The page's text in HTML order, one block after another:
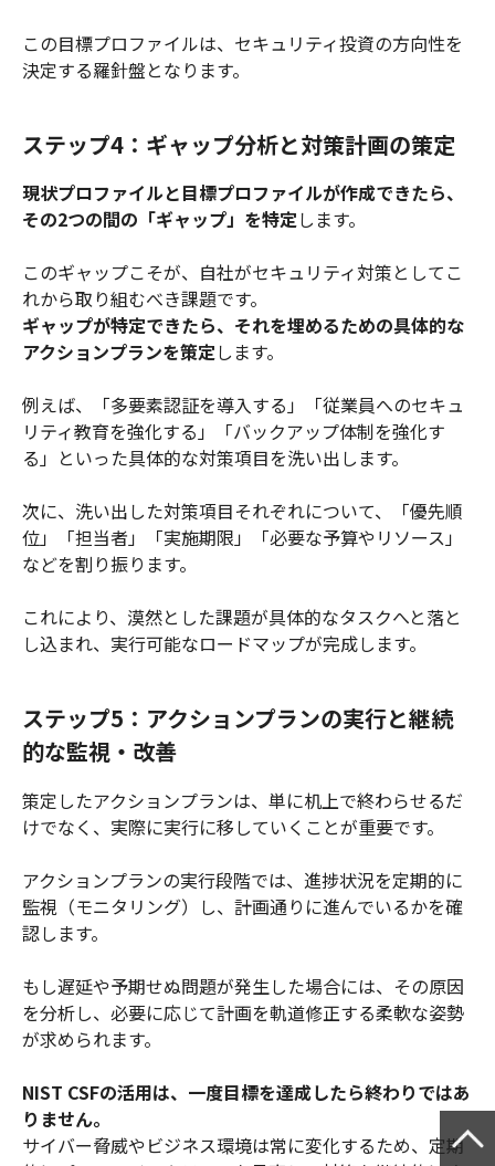
この目標プロファイルは、セキュリティ投資の方向性を
決定する羅針盤となります。
ステップ4：ギャップ分析と対策計画の策定
現状プロファイルと目標プロファイルが作成できたら、
その2つの間の「ギャップ」を特定します。
このギャップこそが、自社がセキュリティ対策としてこ
れから取り組むべき課題です。
ギャップが特定できたら、それを埋めるための具体的な
アクションプランを策定します。
例えば、「多要素認証を導入する」「従業員へのセキュ
リティ教育を強化する」「バックアップ体制を強化す
る」といった具体的な対策項目を洗い出します。
次に、洗い出した対策項目それぞれについて、「優先順
位」「担当者」「実施期限」「必要な予算やリソース」
などを割り振ります。
これにより、漠然とした課題が具体的なタスクへと落と
し込まれ、実行可能なロードマップが完成します。
ステップ5：アクションプランの実行と継続
的な監視・改善
策定したアクションプランは、単に机上で終わらせるだ
けでなく、実際に実行に移していくことが重要です。
アクションプランの実行段階では、進捗状況を定期的に
監視（モニタリング）し、計画通りに進んでいるかを確
認します。
もし遅延や予期せぬ問題が発生した場合には、その原因
を分析し、必要に応じて計画を軌道修正する柔軟な姿勢
が求められます。
NIST CSFの活用は、一度目標を達成したら終わりではあ
りません。
サイバー脅威やビジネス環境は常に変化するため、定期